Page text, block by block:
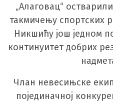
„Алаговац“
такмичењу спортских
Никшићу још једном
континуитет добрих
Члан невесињске
појединачној